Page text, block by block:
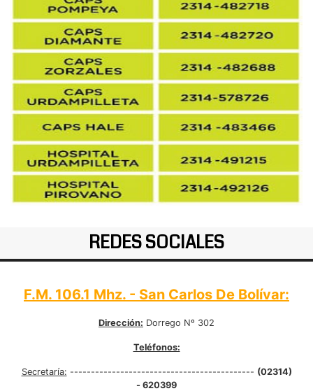
REDES SOCIALES
F.M. 106.1 Mhz. - San Carlos De Bolívar:
Dirección: Dorrego Nº 302
Teléfonos:
Secretaría: -------------------------------------------- (02314)
- 620399